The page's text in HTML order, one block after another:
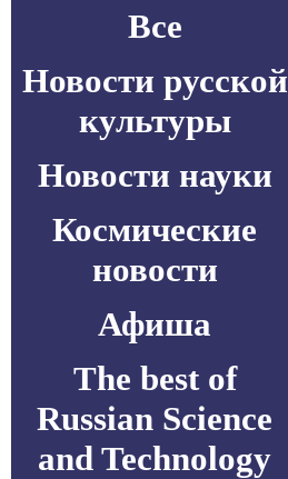
Все
Новости русской
культуры
Новости науки
Космические
новости
Афиша
The best of
Russian Science
and Technology